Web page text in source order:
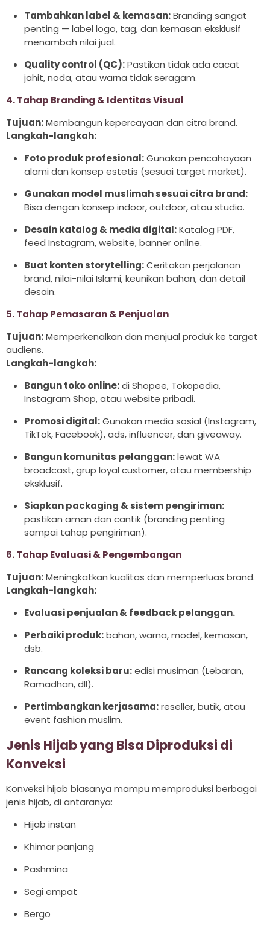
Tambahkan label & kemasan:Branding sangat
penting — label logo, tag, dan kemasan eksklusif
menambah nilai jual.
Quality control (QC):Pastikan tidak ada cacat
jahit, noda, atau warna tidak seragam.
4. Tahap Branding & Identitas Visual
Tujuan:Membangun kepercayaan dan citra brand.
Langkah-langkah:
Foto produk profesional:Gunakan pencahayaan
alami dan konsep estetis (sesuai target market).
Gunakan model muslimah sesuai citra brand:
Bisa dengan konsep indoor, outdoor, atau studio.
Desain katalog & media digital:Katalog PDF,
feed Instagram, website, banner online.
Buat konten storytelling:Ceritakan perjalanan
brand, nilai-nilai Islami, keunikan bahan, dan detail
desain.
5. Tahap Pemasaran & Penjualan
Tujuan:Memperkenalkan dan menjual produk ke target
audiens.
Langkah-langkah:
Bangun toko online:di Shopee, Tokopedia,
Instagram Shop, atau website pribadi.
Promosi digital:Gunakan media sosial (Instagram,
TikTok, Facebook), ads, influencer, dan giveaway.
Bangun komunitas pelanggan:lewat WA
broadcast, grup loyal customer, atau membership
eksklusif.
Siapkan packaging & sistem pengiriman:
pastikan aman dan cantik (branding penting
sampai tahap pengiriman).
6. Tahap Evaluasi & Pengembangan
Tujuan:Meningkatkan kualitas dan memperluas brand.
Langkah-langkah:
Evaluasi penjualan & feedback pelanggan.
Perbaiki produk:bahan, warna, model, kemasan,
dsb.
Rancang koleksi baru:edisi musiman (Lebaran,
Ramadhan, dll).
Pertimbangkan kerjasama:reseller, butik, atau
event fashion muslim.
Jenis Hijab yang Bisa Diproduksi di
Konveksi
Konveksi hijab biasanya mampu memproduksi berbagai
jenis hijab, di antaranya:
Hijab instan
Khimar panjang
Pashmina
Segi empat
Bergo